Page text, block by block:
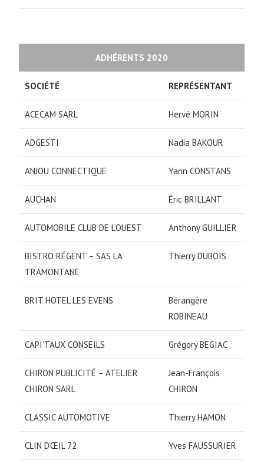
ADHÉRENTS 2020
SOCIÉTÉ REPRÉSENTANT
ACECAM SARL Hervé MORIN
ADGESTI Nadia BAKOUR
ANJOU CONNECTIQUE Yann CONSTANS
AUCHAN Éric BRILLANT
AUTOMOBILE CLUB DE L’OUEST Anthony GUILLIER
BISTRO RÉGENT – SAS LA
TRAMONTANE
Thierry DUBOIS
BRIT HOTEL LES EVENS
Bérangère
ROBINEAU
CAPI’TAUX CONSEILS Grégory BEGIAC
CHIRON PUBLICITÉ – ATELIER
CHIRON SARL
Jean-François
CHIRON
CLASSIC AUTOMOTIVE Thierry HAMON
CLIN D’ŒIL 72 Yves FAUSSURIER